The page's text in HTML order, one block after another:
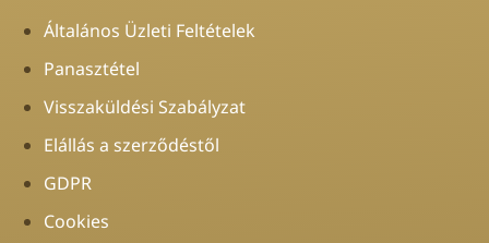
Általános Üzleti Feltételek
Panasztétel
Visszaküldési Szabályzat
Elállás a szerződéstől
GDPR
Cookies